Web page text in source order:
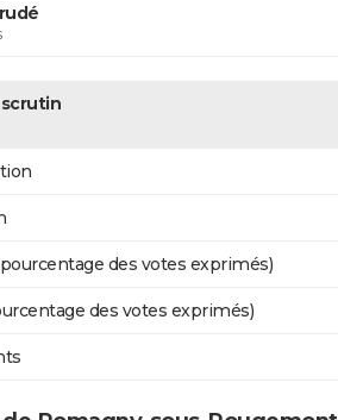
des votes exprimés)
des votes exprimés)